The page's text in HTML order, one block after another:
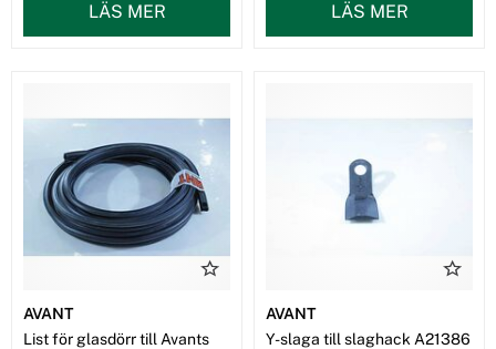
LÄS MER LÄS MER
AVANT
List för glasdörr till Avants
AVANT
Y-slaga till slaghack A21386